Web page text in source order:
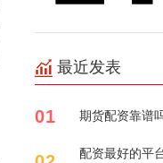
最近发表
01 期货配资靠谱
配资最好的平